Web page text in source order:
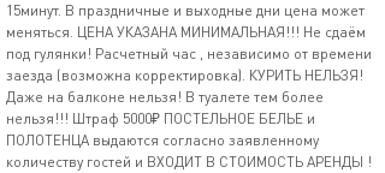
15минут. В праздничные и выходные дни цена может
меняться. ЦЕНА УКАЗАНА МИНИМАЛЬНАЯ!!! Не сдаём
под гулянки! Расчетный час , независимо от времени
заезда (возможна корректировка). КУРИТЬ НЕЛЬЗЯ!
Даже на балконе нельзя! В туалете тем более
нельзя!!! Штраф 5000₽ ПОСТЕЛЬНОЕ БЕЛЬЕ и
ПОЛОТЕНЦА выдаются согласно заявленному
количеству гостей и ВХОДИТ В СТОИМОСТЬ АРЕНДЫ !